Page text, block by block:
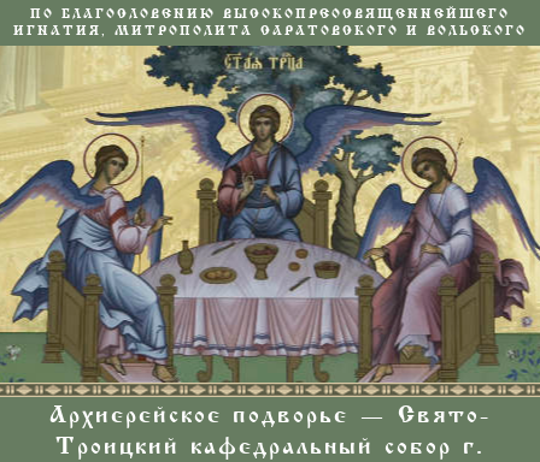
ПО БЛАГОСЛОВЕНИЮ ВЫСОКОПРЕОСВЯЩЕННЕЙШЕГО
ИГНАТИЯ, МИТРОПОЛИТА САРАТОВСКОГО И ВОЛЬСКОГО
Архиерейское подворье — Свято-
Троицкий кафедральный собор г.